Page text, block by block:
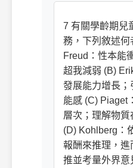
7 有關學齡期兒
務，下列敘述何
Freud：性本能
超我減弱 (B)
發展能力增長；
能感 (C) Piaget
層次；理解物質
(D) Kohlberg：
報酬來推理，進
推並考量外界意